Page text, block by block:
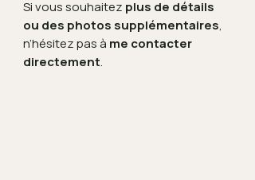
Si vous souhaitez plus de détails
ou des photos supplémentaires,
n’hésitez pas à me contacter
directement.